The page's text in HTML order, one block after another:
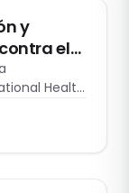
y
el
Health